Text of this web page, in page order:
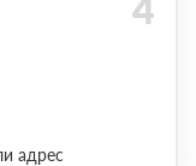
адрес